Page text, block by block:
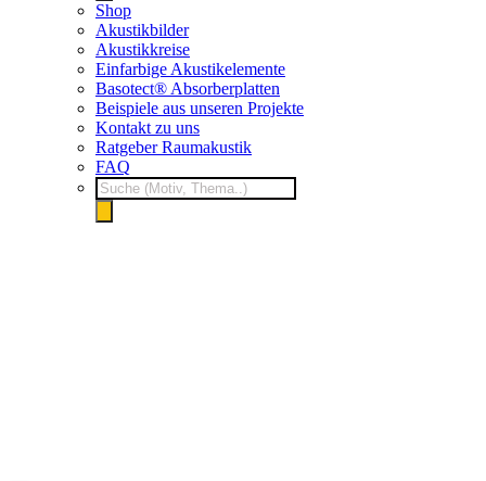
Shop
Akustikbilder
Akustikkreise
Einfarbige Akustikelemente
Basotect® Absorberplatten
Beispiele aus unseren Projekte
Kontakt zu uns
Ratgeber Raumakustik
FAQ
Products
search